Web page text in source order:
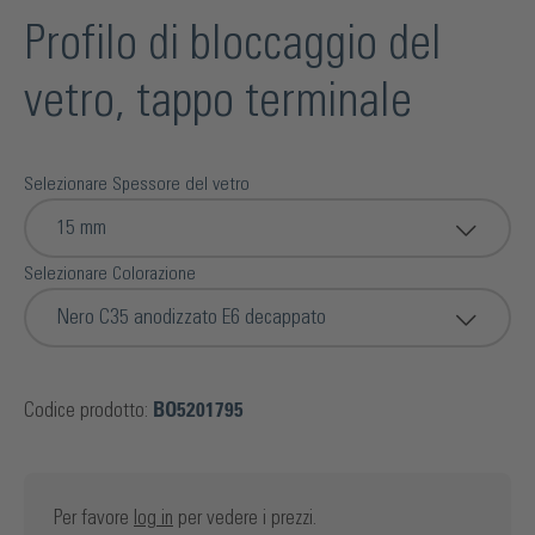
Profilo di bloccaggio del
vetro, tappo terminale
Selezionare Spessore del vetro
15 mm
Selezionare Colorazione
Nero C35 anodizzato E6 decappato
Codice prodotto: BO5201795
Per favore log in per vedere i prezzi.